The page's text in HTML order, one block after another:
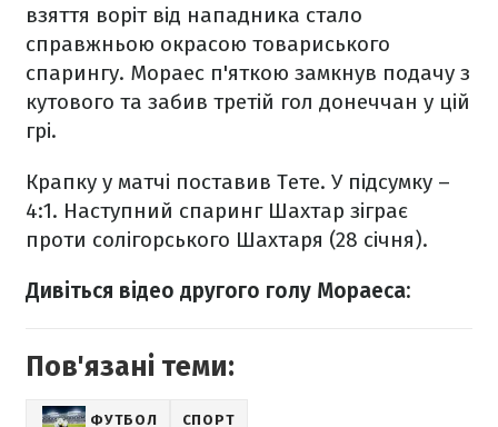
взяття воріт від нападника стало
справжньою окрасою товариського
спарингу. Мораес п'яткою замкнув подачу з
кутового та забив третій гол донеччан у цій
грі.
Крапку у матчі поставив Тете. У підсумку –
4:1. Наступний спаринг Шахтар зіграє
проти солігорського Шахтаря (28 січня).
Дивіться відео другого голу Мораеса:
Пов'язані теми:
ФУТБОЛ СПОРТ